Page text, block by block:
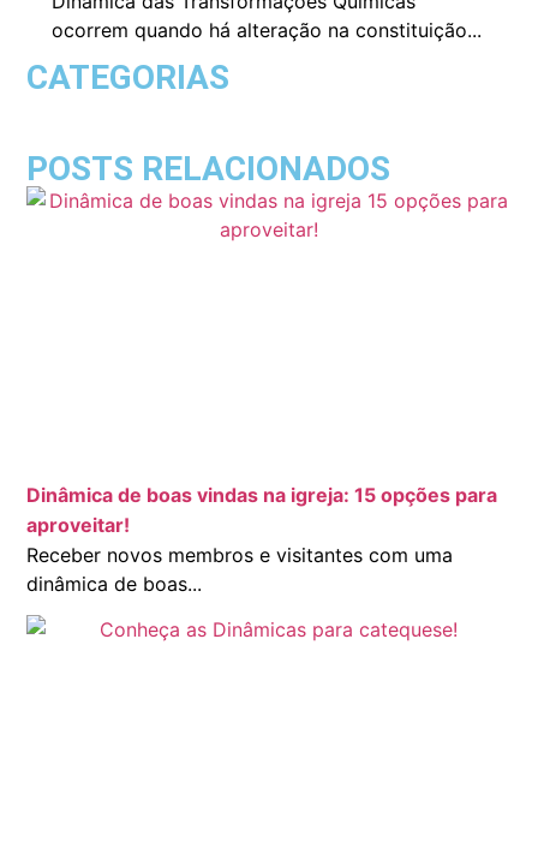
ocorrem quando há alteração na constituição...
CATEGORIAS
POSTS RELACIONADOS
Dinâmica de boas vindas na igreja: 15 opções para
aproveitar!
Receber novos membros e visitantes com uma
dinâmica de boas...